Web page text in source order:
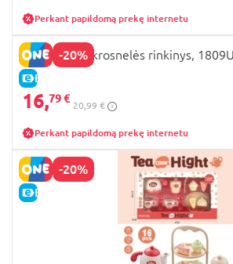
Perkant papildomą prekę internetu
-20%
E-KAINA
Mikrobangų krosnelės rinkinys,
16,79 €
20,99 €
Perkant papildomą prekę internetu
-20%
E-KAINA